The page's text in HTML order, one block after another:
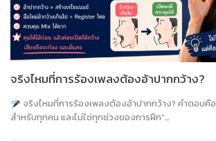
จริงไหมที่การร้องเพลงต้องอ้าปากกว้าง?
จริงไหมที่การร้องเพลงต้องอ้าปากกว้าง? คำตอบคือ
สำหรับทุกคน และไม่ใช่ทุกช่วงของการฝึก”…